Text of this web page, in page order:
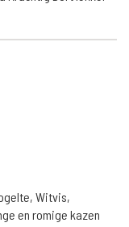
Witvis,
en romige kazen